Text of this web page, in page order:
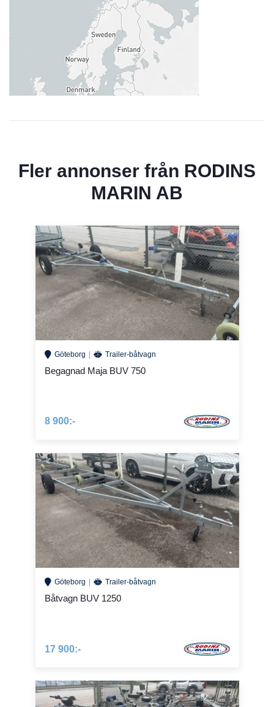
Fler annonser från RODINS
MARIN AB
Göteborg Trailer-båtvagn
Begagnad Maja BUV 750
8 900:-
Göteborg Trailer-båtvagn
Båtvagn BUV 1250
17 900:-